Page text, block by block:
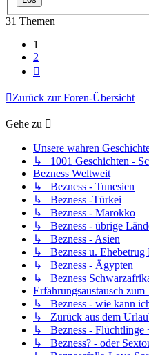
31 Themen
1
2
Zurück zur Foren-Übersicht
Gehe zu
Unsere wahren
↳ 1001 Geschichten -
Bezness Weltweit
↳ Bezness - Tunesien
↳ Bezness -Türkei
↳ Bezness - Marokko
↳ Bezness - übrige
↳ Bezness - Asien
↳ Bezness u. Ehebetrug
↳ Bezness - Ägypten
↳ Bezness
Erfahrungsaustausch zum
↳ Bezness - wie kann
↳ Zurück aus dem
↳ Bezness - Flüchtlinge
↳ Bezness? - oder